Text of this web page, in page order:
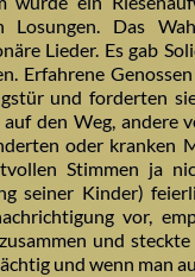
Losungen. Das
Lieder. Es gab
Erfahrene
und forderten
auf den Weg, andere
oder kranken
Stimmen ja
seiner Kinder)
vor,
und
und wenn man